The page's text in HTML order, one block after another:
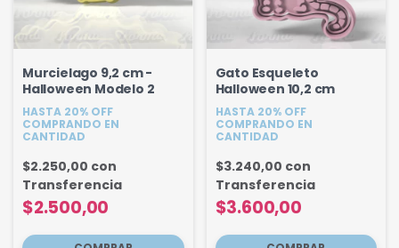
Murcielago 9,2 cm -
Halloween Modelo 2
HASTA 20% OFF
COMPRANDO EN
CANTIDAD
$2.500,00
$2.250,00 con
Transferencia
Gato Esqueleto
Halloween 10,2 cm
HASTA 20% OFF
COMPRANDO EN
CANTIDAD
$3.600,00
$3.240,00 con
Transferencia